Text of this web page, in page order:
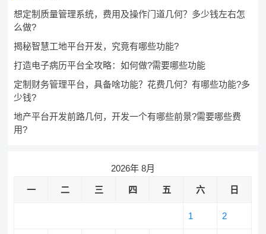
想定制质量管理系统，费用及操作门道几何？多少钱左右怎
么做?
揭秘智慧工地平台开发，究竟有哪些功能?
打造电子病历平台全攻略：如何做?需要哪些功能
定制财务管理平台，具备啥功能？花费几何？有哪些功能?多
少钱?
地产平台开发前路几何，开发一个有哪些前景?需要哪些费
用?
2026年 8月
一 二 三 四 五 六 日
1 2